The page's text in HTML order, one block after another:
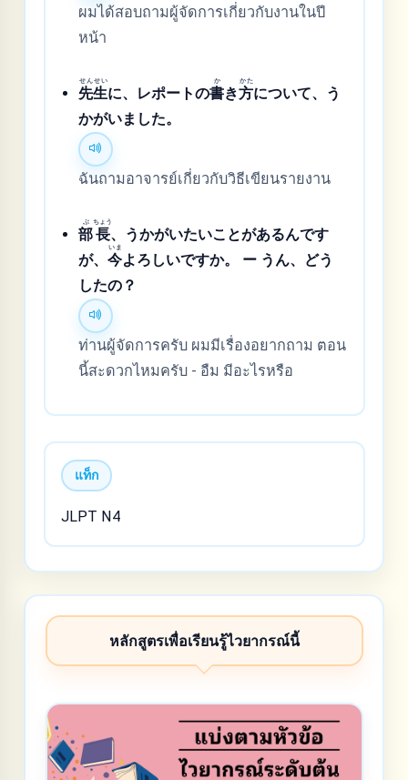
ผมได้สอบถามผู้จัดการเกี่ยวกับงานในปี
หน้า
先
せん
生
せい
に、レポートの書
か
き方
かた
について、う
かがいました。
ฉันถามอาจารย์เกี่ยวกับวิธีเขียนรายงาน
部
ぶ
長
ちょう
、うかがいたいことがあるんです
が、今
いま
よろしいですか。 ー うん、どう
したの？
ท่านผู้จัดการครับ ผมมีเรื่องอยากถาม ตอน
นี้สะดวกไหมครับ - อืม มีอะไรหรือ
แท็ก
JLPT N4
หลักสูตรเพื่อเรียนรู้ไวยากรณ์นี้